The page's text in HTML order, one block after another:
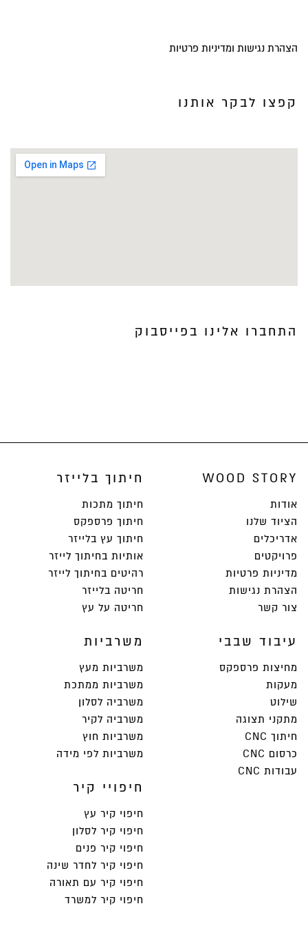
הצהרת נגישות ומדיניות פרטיות
קפצו לבקר אותנו
התחברו אלינו בפייסבוק
WOOD STORY
אודות
הציוד שלנו
אדריכלים
פרויקטים
מדיניות פרטיות
הצהרת נגישות
צור קשר
חיתוך בלייזר
חיתוך מתכות
חיתוך פרספקס
חיתוך עץ בלייזר
אותיות בחיתוך לייזר
רהיטים בחיתוך לייזר
חריטה בלייזר
חריטה על עץ
עיבוד שבבי
מחיצות פרספקס
מעקות
שילוט
מתקני תצוגה
חיתוך CNC
כרסום CNC
עבודות CNC
משרביות
משרביות מעץ
משרביות ממתכת
משרביה לסלון
משרביה לקיר
משרביות חוץ
משרביות לפי מידה
חיפויי קיר
חיפוי קיר עץ
חיפוי קיר לסלון
חיפוי קיר פנים
חיפוי קיר לחדר שינה
חיפוי קיר עם תאורה
חיפוי קיר למשרד